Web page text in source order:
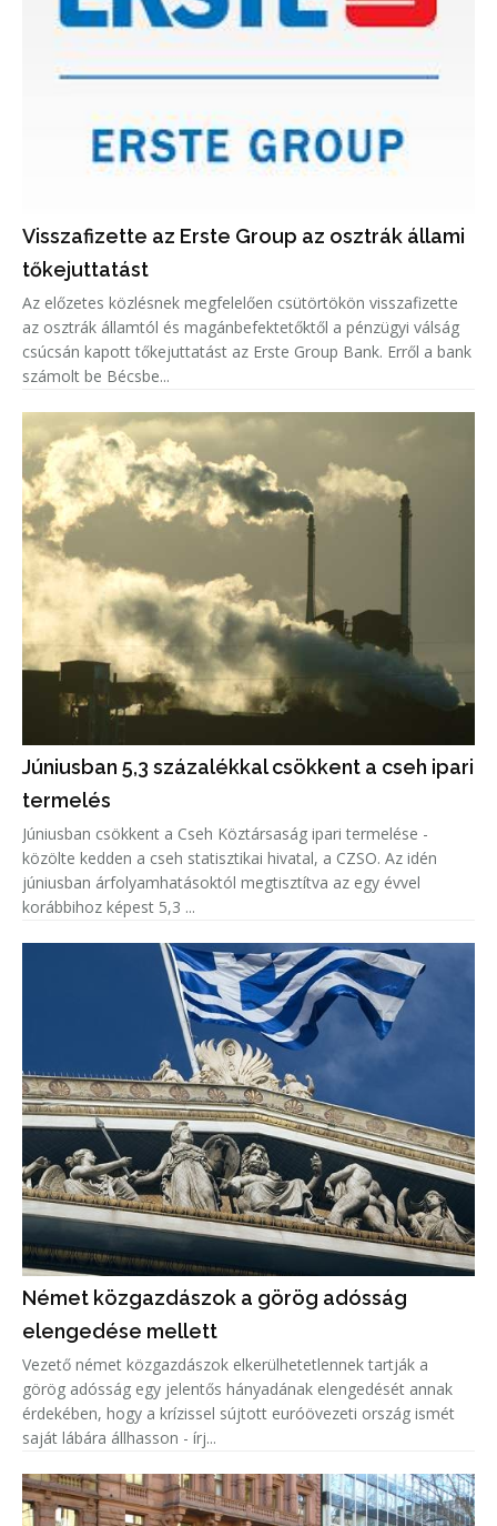
Visszafizette az Erste Group az osztrák állami
tőkejuttatást
Az előzetes közlésnek megfelelően csütörtökön visszafizette
az osztrák államtól és magánbefektetőktől a pénzügyi válság
csúcsán kapott tőkejuttatást az Erste Group Bank. Erről a bank
számolt be Bécsbe...
Júniusban 5,3 százalékkal csökkent a cseh ipari
termelés
Júniusban csökkent a Cseh Köztársaság ipari termelése -
közölte kedden a cseh statisztikai hivatal, a CZSO. Az idén
júniusban árfolyamhatásoktól megtisztítva az egy évvel
korábbihoz képest 5,3 ...
Német közgazdászok a görög adósság
elengedése mellett
Vezető német közgazdászok elkerülhetetlennek tartják a
görög adósság egy jelentős hányadának elengedését annak
érdekében, hogy a krízissel sújtott euróövezeti ország ismét
saját lábára állhasson - írj...